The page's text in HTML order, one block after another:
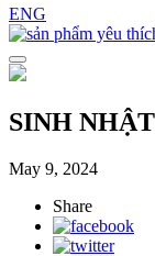
ENG
SINH
May 9, 2024
Share